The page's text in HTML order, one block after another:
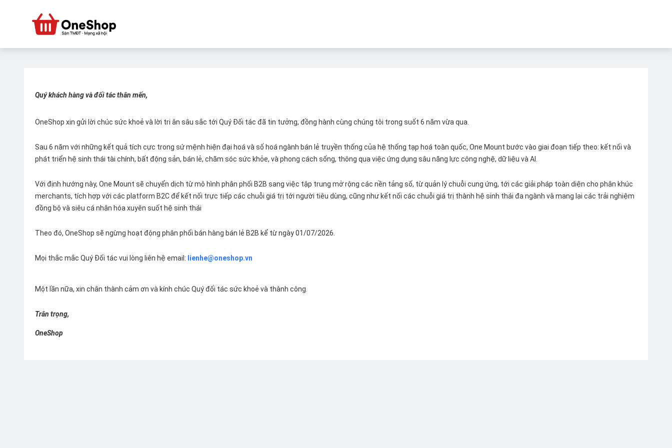
Quý khách hàng và đối tác thân mến,
OneShop xin gửi lời chúc sức khoẻ và lời tri ân sâu sắc tới Quý Đối tác đã tin tưởng, đồng hành cùng chúng tôi trong suốt 6 năm vừa qua.
Sau 6 năm với những kết quả tích cực trong sứ mệnh hiện đại hoá và số hoá ngành bán lẻ truyền thống của hệ thống tạp hoá toàn quốc, One Mount bước vào giai đoạn tiếp theo: kết nối và
phát triển hệ sinh thái tài chính, bất động sản, bán lẻ, chăm sóc sức khỏe, và phong cách sống, thông qua việc ứng dụng sâu năng lực công nghệ, dữ liệu và AI.
Với định hướng này, One Mount sẽ chuyển dịch từ mô hình phân phối B2B sang việc tập trung mở rộng các nền tảng số, từ quản lý chuỗi cung ứng, tới các giải pháp toàn diện cho phân khúc
merchants, tích hợp với các platform B2C để kết nối trực tiếp các chuỗi giá trị tới người tiêu dùng, cũng như kết nối các chuỗi giá trị thành hệ sinh thái đa ngành và mang lại các trải nghiệm
đồng bộ và siêu cá nhân hóa xuyên suốt hệ sinh thái
Theo đó, OneShop sẽ ngừng hoạt động phân phối bán hàng bán lẻ B2B kể từ ngày 01/07/2026.
Mọi thắc mắc Quý Đối tác vui lòng liên hệ email: lienhe@oneshop.vn
Một lần nữa, xin chân thành cảm ơn và kính chúc Quý đối tác sức khoẻ và thành công.
Trân trọng,
OneShop